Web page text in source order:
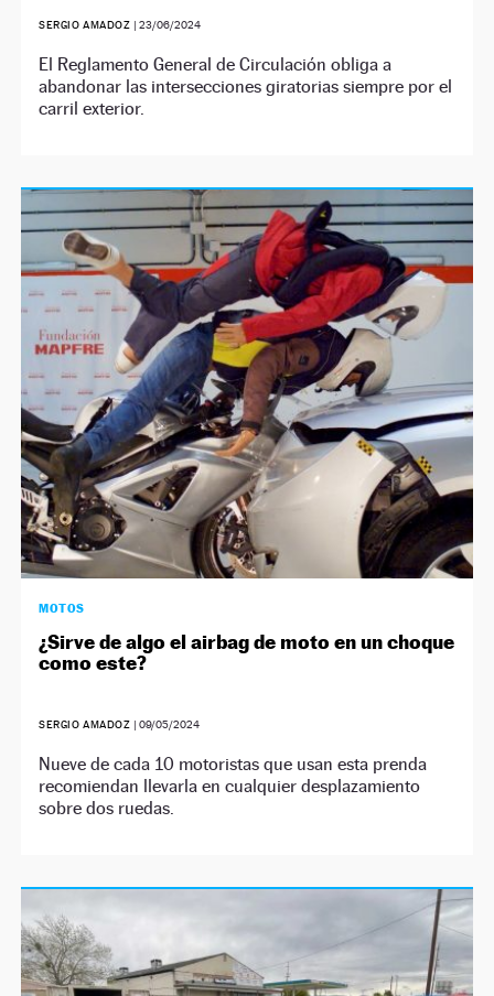
SERGIO AMADOZ |23/06/2024
El Reglamento General de Circulación obliga a
abandonar las intersecciones giratorias siempre por el
carril exterior.
MOTOS
¿Sirve de algo el airbag de moto en un choque
como este?
SERGIO AMADOZ |09/05/2024
Nueve de cada 10 motoristas que usan esta prenda
recomiendan llevarla en cualquier desplazamiento
sobre dos ruedas.